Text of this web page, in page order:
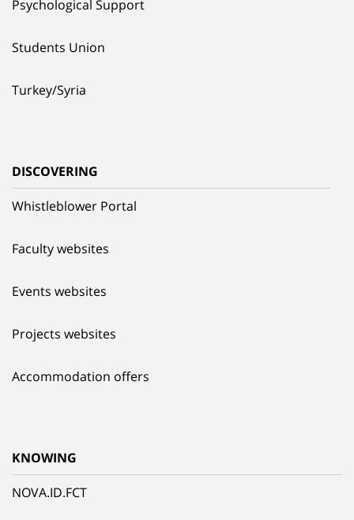
Psychological Support
Students Union
Turkey/Syria
DISCOVERING
Whistleblower Portal
Faculty websites
Events websites
Projects websites
Accommodation offers
KNOWING
NOVA.ID.FCT